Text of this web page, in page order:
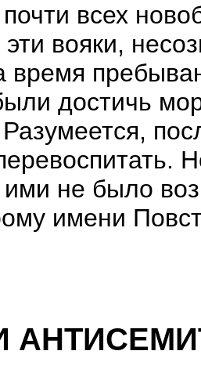
всех
вояки,
время
достичь
ими не было
имени